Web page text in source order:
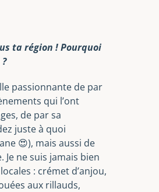
ta région ! Pourquoi
passionnante de par
qui l’ont
de par sa
juste à quoi
😍), mais aussi de
ne suis jamais bien
: crémet d’anjou,
aux rillauds,